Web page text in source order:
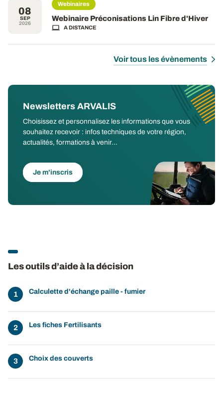
08
SEP
2026
Webinaires
Webinaire Préconisations Lin Fibre d'Hiver
A DISTANCE
Voir tous les évènements
Newsletters ARVALIS
Choisissez et personnalisez les informations que vous
souhaitez recevoir : infos techniques de votre région,
actualités, formations à venir...
Je m'inscris
Les outils d’aide à la décision
Calculette d'échange paille - fumier
Les fiches Fertilisants
Choix des couverts